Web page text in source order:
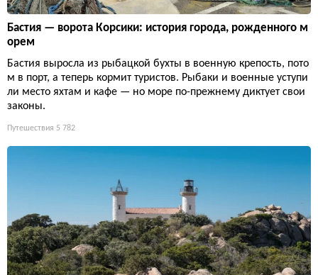
Бастия — ворота Корсики: история города, рожденного м
орем
Бастия выросла из рыбацкой бухты в военную крепость, пото
м в порт, а теперь кормит туристов. Рыбаки и военные уступи
ли место яхтам и кафе — но море по-прежнему диктует свои
законы.
Путешествия 5 782